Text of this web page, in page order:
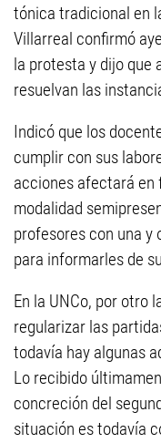
tónica tradicional en
Villarreal confirmó
la protesta y dijo que
resuelvan las
Indicó que los
cumplir con sus
acciones afectará en
modalidad
profesores con una y
para informarles de
En la UNCo, por otro
regularizar las
todavía hay algunas
Lo recibido
concreción del
situación es todavía